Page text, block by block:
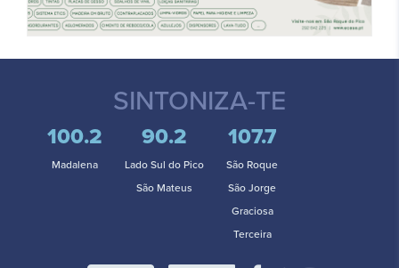
SINTONIZA-TE
100.2
Madalena
90.2
Lado Sul do Pico
São Mateus
107.7
São Roque
São Jorge
Graciosa
Terceira